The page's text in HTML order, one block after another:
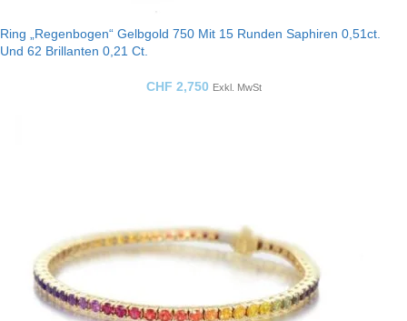
Ring „Regenbogen“ Gelbgold 750 Mit 15 Runden Saphiren 0,51ct.
Und 62 Brillanten 0,21 Ct.
CHF 2,750 Exkl. MwSt